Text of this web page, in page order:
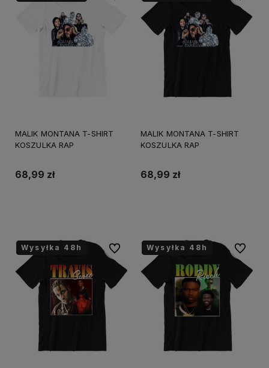
MALIK MONTANA T-SHIRT
KOSZULKA RAP
68,99 zł
MALIK MONTANA T-SHIRT
KOSZULKA RAP
68,99 zł
Wysyłka 48h
Wysyłka 48h
Wysyłka 48h Do ulubionychWysyłka 48h
Wysyłka 48h
Wysyłka 48h Do